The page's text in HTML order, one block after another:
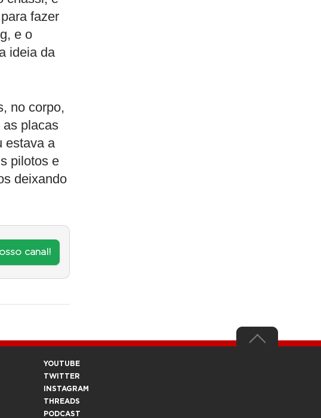
fazer
e o
ideia da
no corpo,
as placas
estava a
pilotos e
deixando
canal!
YOUTUBE
TWITTER
INSTAGRAM
THREADS
PODCAST